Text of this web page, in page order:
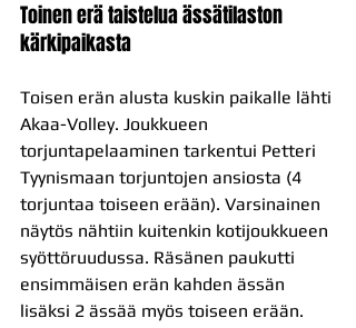
Toinen erä taistelua ässätilaston
kärkipaikasta
Toisen erän alusta kuskin paikalle lähti
Akaa-Volley. Joukkueen
torjuntapelaaminen tarkentui Petteri
Tyynismaan torjuntojen ansiosta (4
torjuntaa toiseen erään). Varsinainen
näytös nähtiin kuitenkin kotijoukkueen
syöttöruudussa. Räsänen paukutti
ensimmäisen erän kahden ässän
lisäksi 2 ässää myös toiseen erään.